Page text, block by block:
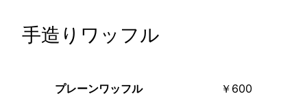
手造りワッフル
プレーンワッフル ￥600